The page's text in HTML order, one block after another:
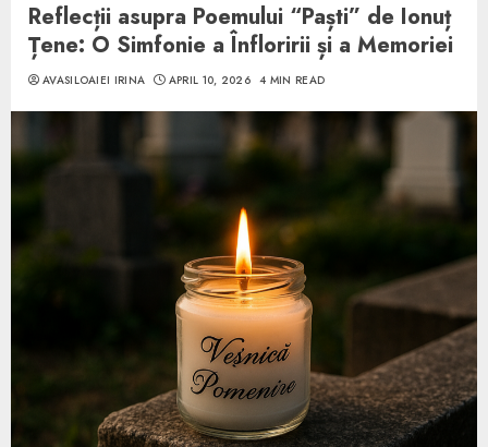
Reflecții asupra Poemului “Paști” de Ionuț
Țene: O Simfonie a Înfloririi și a Memoriei
AVASILOAIEI IRINA APRIL 10, 2026 4 MIN READ